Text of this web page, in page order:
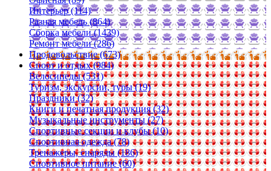
Интерьер (114)
Разная мебель (864)
Сборка мебели (1439)
Ремонт мебели (286)
Продовольствие (673)
Спорт и отдых (984)
Велосипеды (531)
Туризм, экскурсии, туры (19)
Праздники (32)
Книги и печатная продукция (32)
Музыкальные инструменты (27)
Спортивные секции и клубы (10)
Спортивная одежда (78)
Тренажеры, снаряды (186)
Спортивное питание (60)